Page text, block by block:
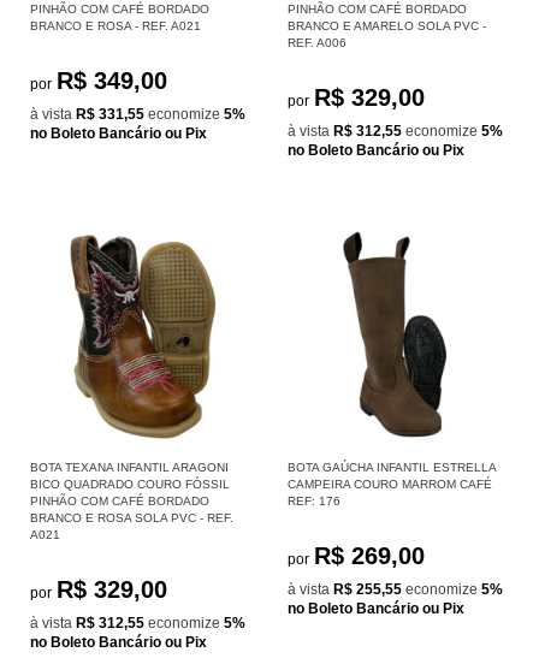
PINHÃO COM CAFÉ BORDADO
BRANCO E ROSA - REF. A021
por R$ 349,00
à vista R$ 331,55 economize 5%
no Boleto Bancário ou Pix
PINHÃO COM CAFÉ BORDADO
BRANCO E AMARELO SOLA PVC -
REF. A006
por R$ 329,00
à vista R$ 312,55 economize 5%
no Boleto Bancário ou Pix
BOTA TEXANA INFANTIL ARAGONI
BICO QUADRADO COURO FÓSSIL
PINHÃO COM CAFÉ BORDADO
BRANCO E ROSA SOLA PVC - REF.
A021
por R$ 329,00
à vista R$ 312,55 economize 5%
no Boleto Bancário ou Pix
BOTA GAÚCHA INFANTIL ESTRELLA
CAMPEIRA COURO MARROM CAFÉ
REF: 176
por R$ 269,00
à vista R$ 255,55 economize 5%
no Boleto Bancário ou Pix